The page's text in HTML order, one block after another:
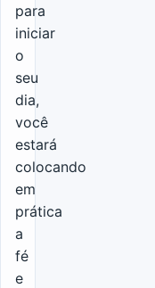
para
iniciar
o
seu
dia,
você
estará
colocando
em
prática
a
fé
e